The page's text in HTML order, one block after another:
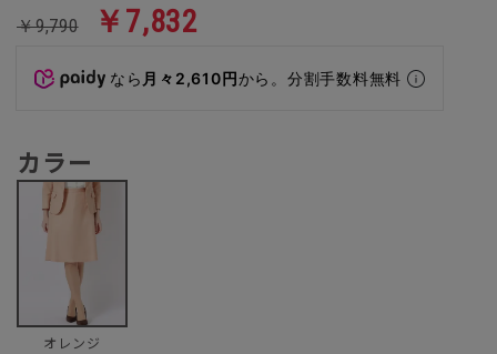
￥9,790 ￥7,832
なら 月々2,610円から。分割手数料無料
カラー
オレンジ